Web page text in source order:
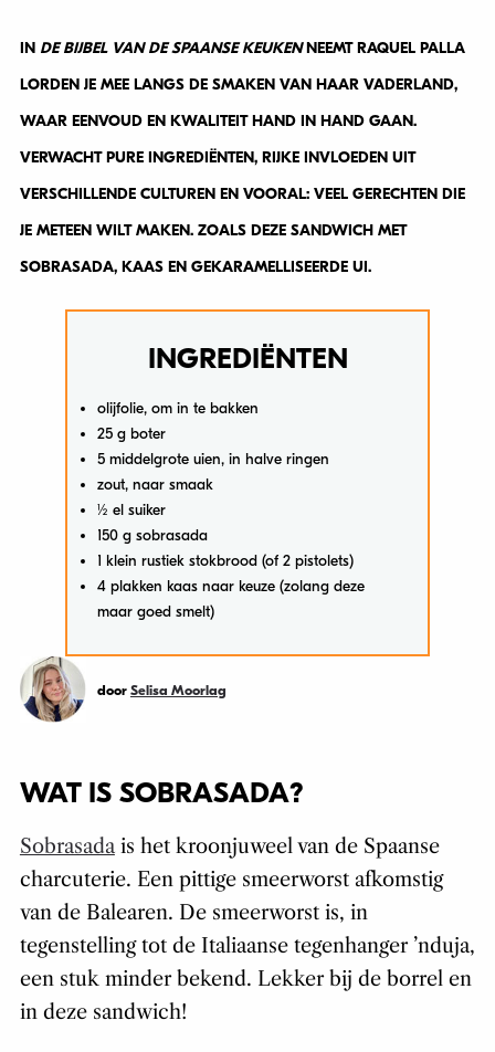
IN DE BIJBEL VAN DE SPAANSE KEUKENNEEMT RAQUEL PALLA
LORDEN JE MEE LANGS DE SMAKEN VAN HAAR VADERLAND,
WAAR EENVOUD EN KWALITEIT HAND IN HAND GAAN.
VERWACHT PURE INGREDIËNTEN, RIJKE INVLOEDEN UIT
VERSCHILLENDE CULTUREN EN VOORAL: VEEL GERECHTEN DIE
JE METEEN WILT MAKEN. ZOALS DEZE SANDWICH MET
SOBRASADA, KAAS EN GEKARAMELLISEERDE UI.
INGREDIËNTEN
olijfolie, om in te bakken
25 g boter
5 middelgrote uien, in halve ringen
zout, naar smaak
½ el suiker
150 g sobrasada
1 klein rustiek stokbrood (of 2 pistolets)
4 plakken kaas naar keuze (zolang deze
maar goed smelt)
door Selisa Moorlag
WAT IS SOBRASADA?
Sobrasadais het kroonjuweel van de Spaanse
charcuterie. Een pittige smeerworst afkomstig
van de Balearen. De smeerworst is, in
tegenstelling tot de Italiaanse tegenhanger ’nduja,
een stuk minder bekend. Lekker bij de borrel en
in deze sandwich!